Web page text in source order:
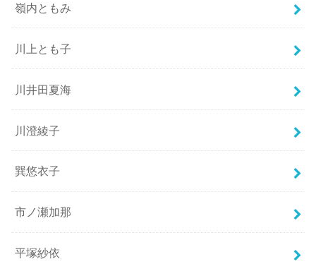
嶺内ともみ
川上とも子
川井田夏海
川澄綾子
巽悠衣子
市ノ瀬加那
平塚紗依